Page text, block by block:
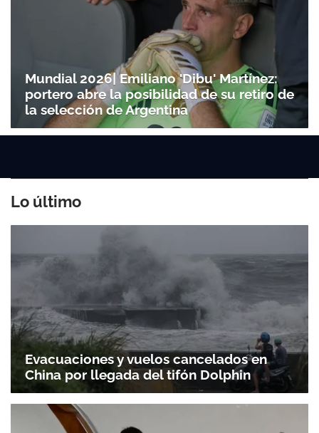
Mundial 2026| Emiliano 'Dibu' Martínez:
portero abre la posibilidad de su retiro de
la selección de Argentina
Lo último
Evacuaciones y vuelos cancelados en
China por llegada del tifón Dolphin